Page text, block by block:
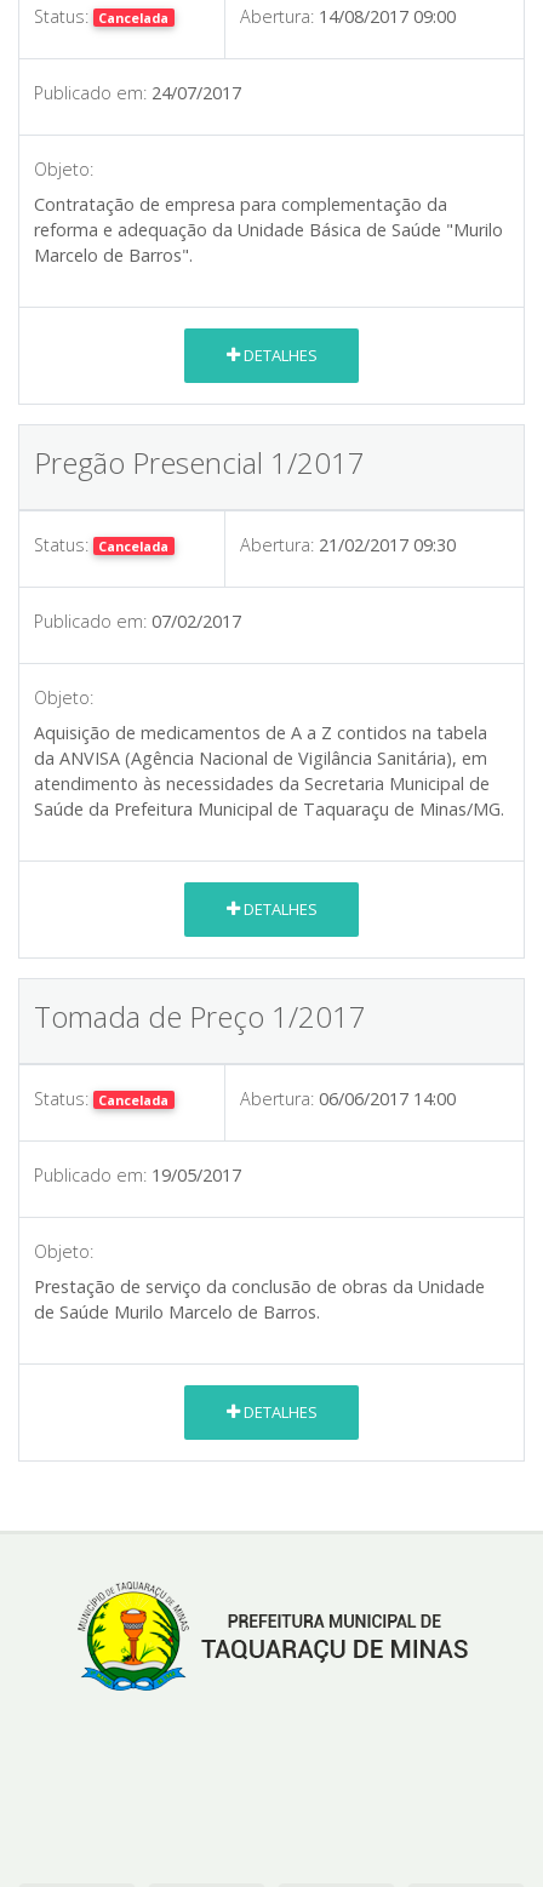
Status: Cancelada Abertura: 14/08/2017 09:00
Publicado em: 24/07/2017
Objeto:
Contratação de empresa para complementação da
reforma e adequação da Unidade Básica de Saúde "Murilo
Marcelo de Barros".
DETALHES
Pregão Presencial 1/2017
Status: Cancelada Abertura: 21/02/2017 09:30
Publicado em: 07/02/2017
Objeto:
Aquisição de medicamentos de A a Z contidos na tabela
da ANVISA (Agência Nacional de Vigilância Sanitária), em
atendimento às necessidades da Secretaria Municipal de
Saúde da Prefeitura Municipal de Taquaraçu de Minas/MG.
DETALHES
Tomada de Preço 1/2017
Status: Cancelada Abertura: 06/06/2017 14:00
Publicado em: 19/05/2017
Objeto:
Prestação de serviço da conclusão de obras da Unidade
de Saúde Murilo Marcelo de Barros.
DETALHES